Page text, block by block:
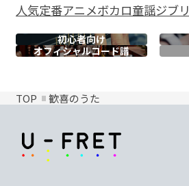
人気定番アニメボカロ童謡ジブリ
初心者向け
オフィシャルコード譜
TOP 歓喜のうた